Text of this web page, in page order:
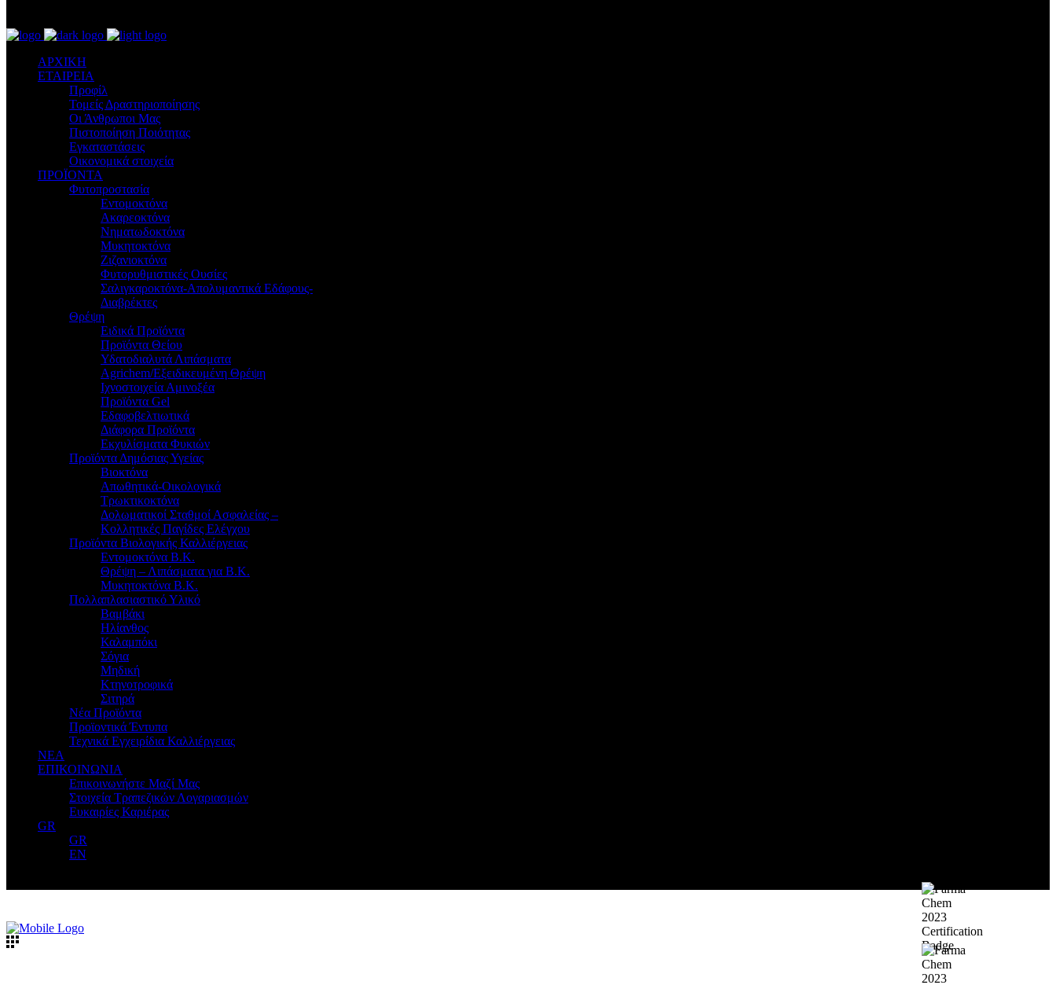
ΑΡΧΙΚΗ
ΕΤΑΙΡΕΙΑ
Προφίλ
Τομείς Δραστηριοποίησης
Οι Άνθρωποι Μας
Πιστοποίηση Ποιότητας
Εγκαταστάσεις
Οικονομικά στοιχεία
ΠΡΟΪΟΝΤΑ
Φυτοπροστασία
Εντομοκτόνα
Ακαρεοκτόνα
Νηματωδοκτόνα
Μυκητοκτόνα
Ζιζανιοκτόνα
Φυτορυθμιστικές Ουσίες
Σαλιγκαροκτόνα-Απολυμαντικά Εδάφους-
Διαβρέκτες
Θρέψη
Ειδικά Προϊόντα
Προϊόντα Θείου
Υδατοδιαλυτά Λιπάσματα
Agrichem/Εξειδικευμένη Θρέψη
Ιχνοστοιχεία Αμινοξέα
Προϊόντα Gel
Εδαφοβελτιωτικά
Διάφορα Προϊόντα
Εκχυλίσματα Φυκιών
Προϊόντα Δημόσιας Υγείας
Βιοκτόνα
Απωθητικά-Οικολογικά
Τρωκτικοκτόνα
Δολωματικοί Σταθμοί Ασφαλείας –
Κολλητικές Παγίδες Ελέγχου
Προϊόντα Βιολογικής Καλλιέργειας
Εντομοκτόνα Β.Κ.
Θρέψη – Λιπάσματα για Β.Κ.
Μυκητοκτόνα Β.Κ.
Πολλαπλασιαστικό Υλικό
Βαμβάκι
Ηλίανθος
Καλαμπόκι
Σόγια
Μηδική
Κτηνοτροφικά
Σιτηρά
Νέα Προϊόντα
Προϊοντικά Έντυπα
Τεχνικά Εγχειρίδια Καλλιέργειας
ΝΕΑ
ΕΠΙΚΟΙΝΩΝΙΑ
Επικοινωνήστε Μαζί Μας
Στοιχεία Τραπεζικών Λογαριασμών
Ευκαιρίες Καριέρας
GR
GR
EN